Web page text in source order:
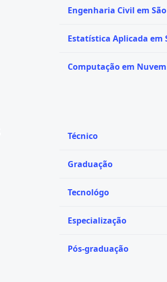
Engenharia Civil em
Estatística Aplicada em
Computação em Nuvem
Técnico
Graduação
Tecnológo
Especialização
Pós-graduação